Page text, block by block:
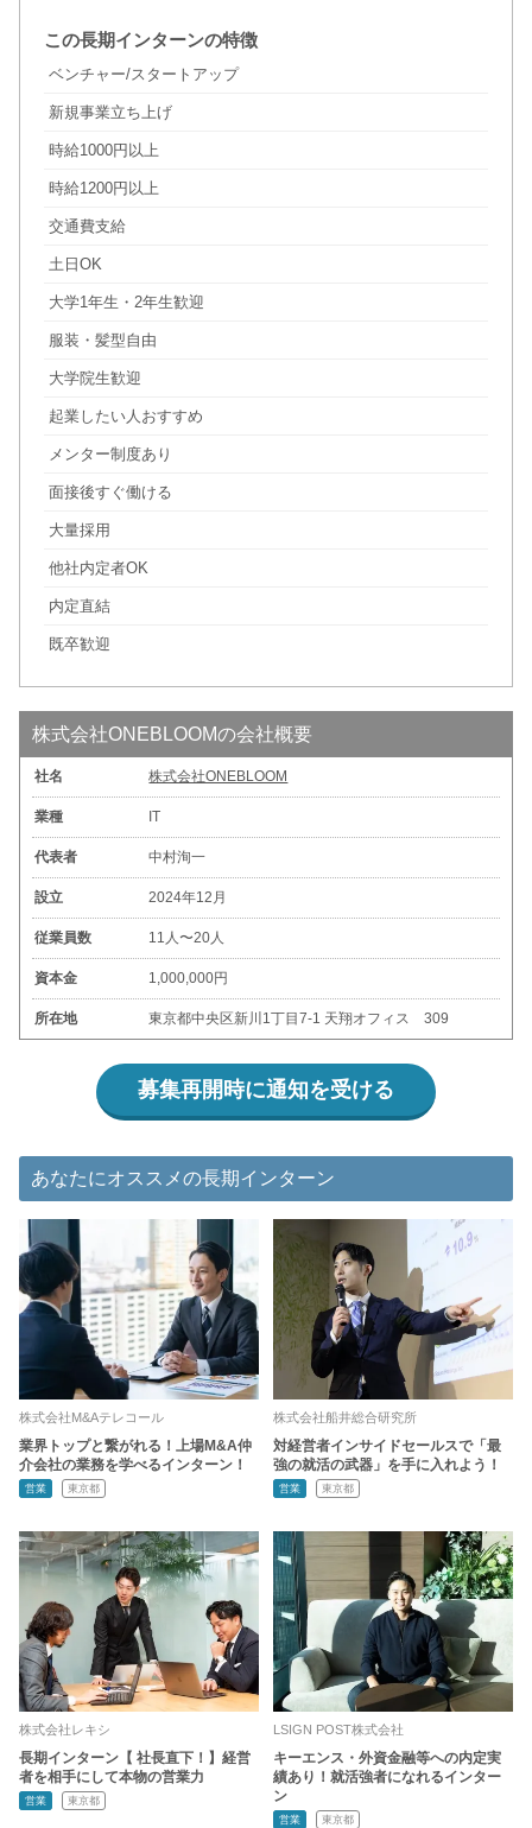
この長期インターンの特徴
ベンチャー/スタートアップ
新規事業立ち上げ
時給1000円以上
時給1200円以上
交通費支給
土日OK
大学1年生・2年生歓迎
服装・髪型自由
大学院生歓迎
起業したい人おすすめ
メンター制度あり
面接後すぐ働ける
大量採用
他社内定者OK
内定直結
既卒歓迎
株式会社ONEBLOOMの会社概要
社名 株式会社ONEBLOOM
業種 IT
代表者 中村洵一
設立 2024年12月
従業員数 11人〜20人
資本金 1,000,000円
所在地 東京都中央区新川1丁目7-1 天翔オフィス 309
募集再開時に通知を受ける
あなたにオススメの長期インターン
株式会社M&Aテレコール
業界トップと繋がれる！上場M&A仲
介会社の業務を学べるインターン！
営業 東京都
株式会社船井総合研究所
対経営者インサイドセールスで「最
強の就活の武器」を手に入れよう！
営業 東京都
株式会社レキシ
長期インターン【 社長直下！】経営
者を相手にして本物の営業力
営業 東京都
LSIGN POST株式会社
キーエンス・外資金融等への内定実
績あり！就活強者になれるインター
ン
営業 東京都